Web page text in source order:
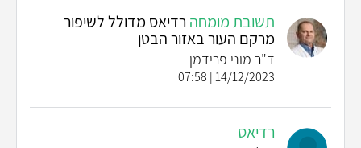
תשובת מומחה רדיאס מדולל לשיפור
מרקם העור באזור הבטן
ד"ר מוני פרידמן
14/12/2023 | 07:58
רדיאס